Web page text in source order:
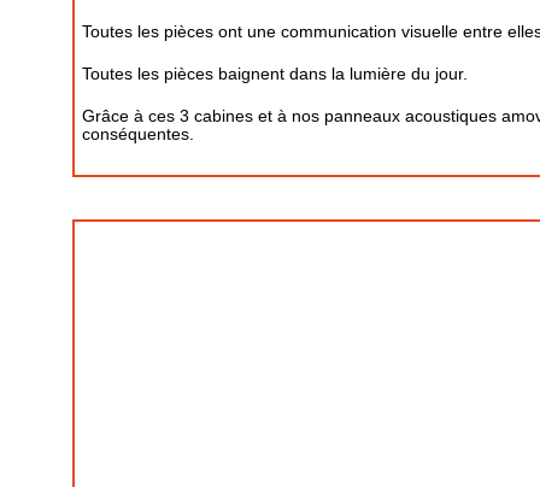
Toutes les pièces ont une communication visuelle entre
Toutes les pièces baignent dans la lumière du jour.
Grâce à ces 3 cabines et à nos panneaux acoustiques
conséquentes.